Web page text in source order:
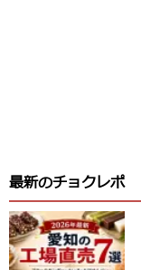
最新のチョクレポ